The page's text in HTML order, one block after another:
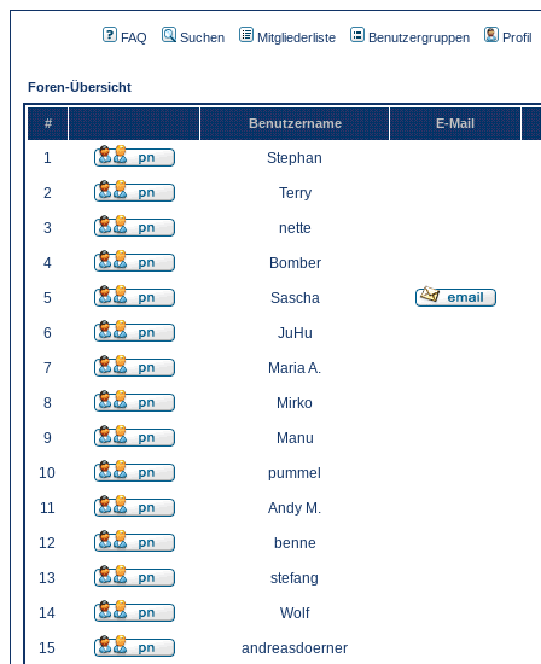
FAQ Suchen Mitgliederliste Benutzergruppen Profil
Foren-Übersicht
# Benutzername E-Mail
1 Stephan
2 Terry
3 nette
4 Bomber
5 Sascha
6 JuHu
7 Maria A.
8 Mirko
9 Manu
10 pummel
11 Andy M.
12 benne
13 stefang
14 Wolf
15 andreasdoerner